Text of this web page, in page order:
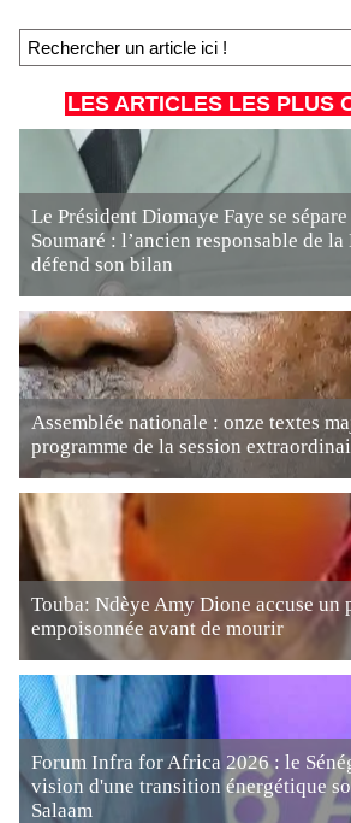
LES ARTICLES LES PLUS
Le Président Diomaye Faye se
Soumaré : l’ancien responsable de
défend son bilan
Assemblée nationale : onze textes
programme de la session
Touba: Ndèye Amy Dione accuse un
empoisonnée avant de mourir
Forum Infra for Africa 2026 : le
vision d'une transition énergétique
Salaam